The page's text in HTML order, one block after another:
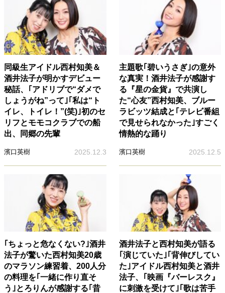
同級生アイドル西村知美＆
酒井法子が明かすデビュー
秘話、｢アドリブで“ダメで
しょうがね”って｣｢私は“ト
イレ、トイレ！”(笑)｣初のセ
リフとモモコクラブでの船
出、同郷の先輩
濱口英樹 2025.12.3
主題歌｢碧いうさぎ｣の意外
な真実！酒井法子が感謝す
る『星の金貨』で共演し
た“心友”西村知美、ブルー
ラビッツ結成と｢テレビ番組
で見せられなかった｣すごく
情熱的な踊り
濱口英樹 2025.12.5
｢ちょっと危なくない?｣酒井
法子が驚いた西村知美20歳
のマラソン練習着、200人分
の料理を｢一緒に作り直そ
う｣とろりんが感謝する｢昔
酒井法子と西村知美が語る
｢演じていた｣｢背伸びしてい
た｣アイドル西村知美と酒井
法子、｢映画『バーレスク』
に刺激を受けて｣｢歌は苦手